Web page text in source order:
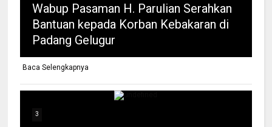
Wabup Pasaman H. Parulian Serahkan
Bantuan kepada Korban Kebakaran di
Padang Gelugur
Baca Selengkapnya
3